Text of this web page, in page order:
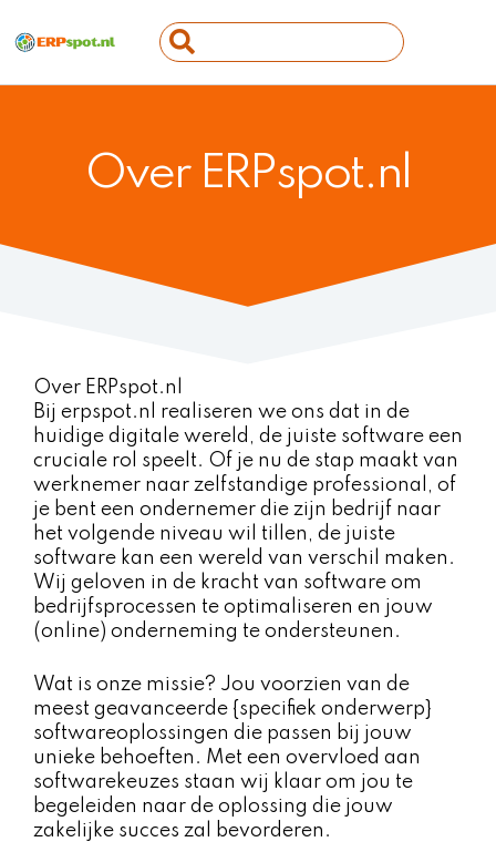
naar
inhoud
Search
...
Over ERPspot.nl
Over ERPspot.nl
Bij erpspot.nl realiseren we ons dat in de
huidige digitale wereld, de juiste software een
cruciale rol speelt. Of je nu de stap maakt van
werknemer naar zelfstandige professional, of
je bent een ondernemer die zijn bedrijf naar
het volgende niveau wil tillen, de juiste
software kan een wereld van verschil maken.
Wij geloven in de kracht van software om
bedrijfsprocessen te optimaliseren en jouw
(online) onderneming te ondersteunen.
Wat is onze missie? Jou voorzien van de
meest geavanceerde {specifiek onderwerp}
softwareoplossingen die passen bij jouw
unieke behoeften. Met een overvloed aan
softwarekeuzes staan wij klaar om jou te
begeleiden naar de oplossing die jouw
zakelijke succes zal bevorderen.